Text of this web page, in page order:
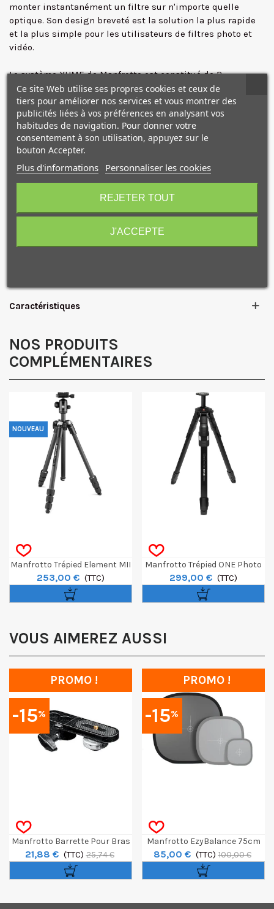
monter instantanément un filtre sur n'importe quelle
optique. Son design breveté est la solution la plus rapide
et la plus simple pour les utilisateurs de filtres photo et
vidéo.
Le système XUME de Manfrotto est constitué de 2
composants principaux, le porte-filtre et l'adaptateur pour
optique. En les attachant respectivement au filtre et à
l'optique grâce à la connexion aimantée, ces deux parties
se fixent instantanément, sans perdre de temps à
visser/dévisser le système.
L'adaptateur pour optique XUME de Manfrotto présente une
finition de haute qualité. Dès qu'un filtre de la même taille
est fixé dessus, il ne fait plus qu'un avec votre matériel.
optique et n'affecte pas non plus le mécanisme
d'autofocus, les cartes mémoires, les lecteurs ni tout autre
Caractéristiques
NOS PRODUITS
COMPLÉMENTAIRES
NOUVEAU
Manfrotto Trépied Element MII
Mobile Noir 4 Sections BH1
253,00 € (TTC)
Manfrotto Trépied ONE Photo
En Aluminium
299,00 € (TTC)
VOUS AIMEREZ AUSSI
-15%
PROMO !
Manfrotto Barrette Pour Bras
Magique (143BKT)
21,88 € (TTC) 25,74 €
-15%
PROMO !
Manfrotto EzyBalance 75cm
85,00 € (TTC) 100,00 €
Ce site Web utilise ses propres cookies et ceux de
tiers pour améliorer nos services et vous montrer des
publicités liées à vos préférences en analysant vos
habitudes de navigation. Pour donner votre
consentement à son utilisation, appuyez sur le
bouton Accepter.
Plus d'informations Personnaliser les cookies
REJETER TOUT
J'ACCEPTE
10€ OFFERTS sur votre
premier achat !
J'accepte de recevoir des SMS de la part de la marque.
Obtenir mon code promo.
✕